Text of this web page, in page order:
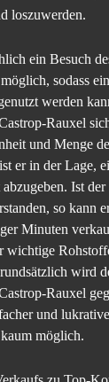
loszuwerden.
ein Besuch
sodass
werden
Rauxel
und Menge
er in der Lage,
Ist
so kann
Minuten
wichtige
wird
Rauxel
und
möglich.